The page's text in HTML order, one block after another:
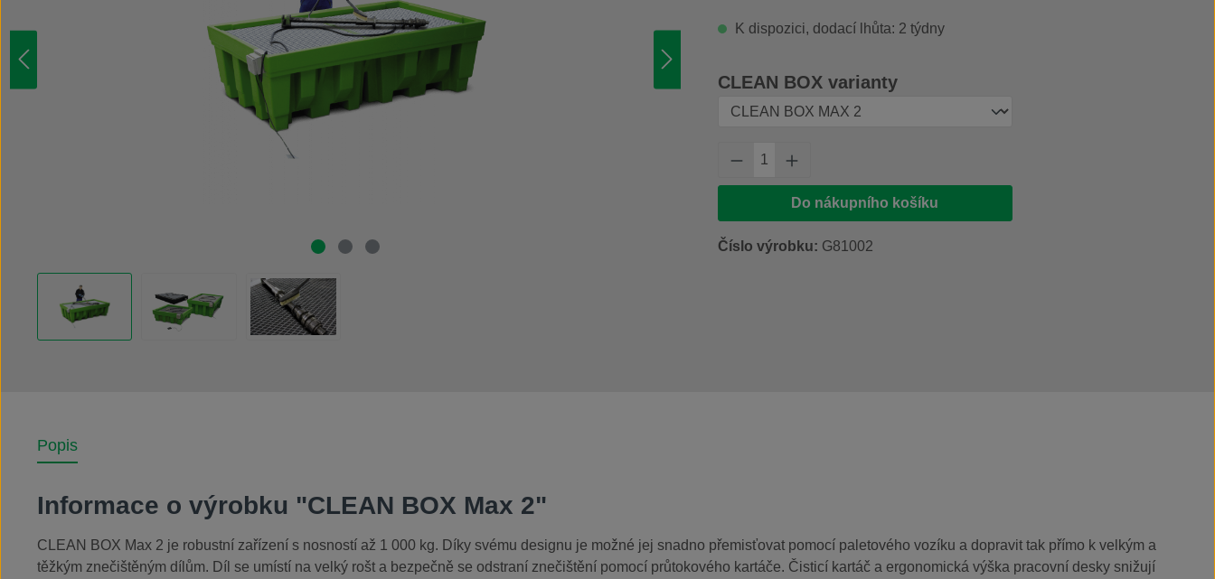
K dispozici, dodací lhůta: 2 týdny
Vyberte
CLEAN BOX varianty
Množství produktu: Zadejte požadované
Do nákupního košíku
Číslo výrobku: G81002
Popis
Informace o výrobku "CLEAN BOX Max 2"
CLEAN BOX Max 2 je robustní zařízení s nosností až 1 000 kg. Díky svému designu je možné jej snadno přemisťovat pomocí paletového vozíku a dopravit tak přímo k velkým a
těžkým znečištěným dílům. Díl se umístí na velký rošt a bezpečně se odstraní znečištění pomocí průtokového kartáče. Čisticí kartáč a ergonomická výška pracovní desky snižují